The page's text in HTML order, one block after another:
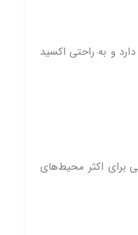
و به راحتی اکسید
طول 1 متر تولید شده که طول مناسبی برای اکثر محیط‌های